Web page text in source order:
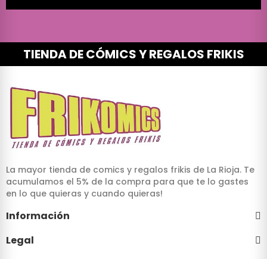
TIENDA DE CÓMICS Y REGALOS FRIKIS
La mayor tienda de comics y regalos frikis de La Rioja. Te
acumulamos el 5% de la compra para que te lo gastes
en lo que quieras y cuando quieras!
Información
Legal